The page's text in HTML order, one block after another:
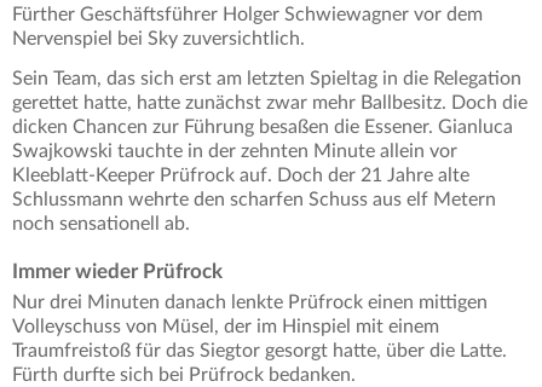
Fürther Geschäftsführer Holger Schwiewagner vor dem
Nervenspiel bei Sky zuversichtlich.
Sein Team, das sich erst am letzten Spieltag in die Relegation
gerettet hatte, hatte zunächst zwar mehr Ballbesitz. Doch die
dicken Chancen zur Führung besaßen die Essener. Gianluca
Swajkowski tauchte in der zehnten Minute allein vor
Kleeblatt-Keeper Prüfrock auf. Doch der 21 Jahre alte
Schlussmann wehrte den scharfen Schuss aus elf Metern
noch sensationell ab.
Immer wieder Prüfrock
Nur drei Minuten danach lenkte Prüfrock einen mittigen
Volleyschuss von Müsel, der im Hinspiel mit einem
Traumfreistoß für das Siegtor gesorgt hatte, über die Latte.
Fürth durfte sich bei Prüfrock bedanken.